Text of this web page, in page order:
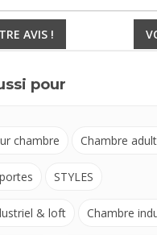
AVIS !
pour
chambre Chambre
STYLES
& loft Chambre